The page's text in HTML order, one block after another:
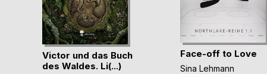
Victor und das Buch
des Waldes. Li(...)
Face-off to Love
Sina Lehmann